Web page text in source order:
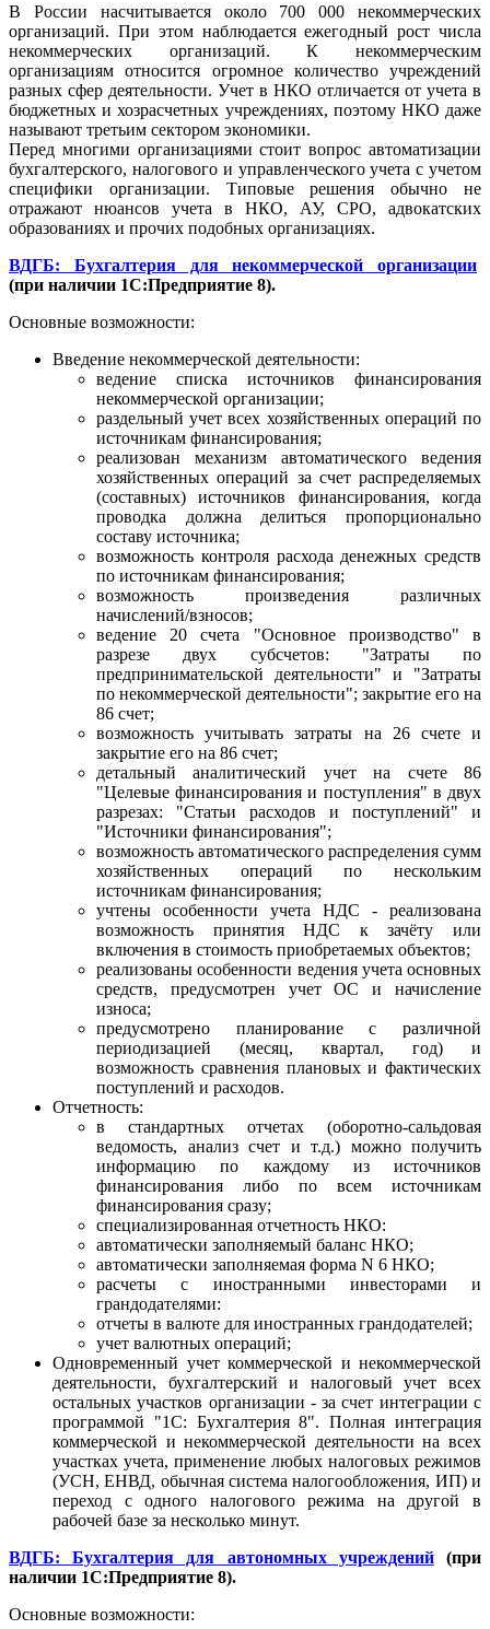
В России насчитывается около 700 000 некоммерческих
организаций. При этом наблюдается ежегодный рост числа
некоммерческих организаций. К некоммерческим
организациям относится огромное количество учреждений
разных сфер деятельности. Учет в НКО отличается от учета в
бюджетных и хозрасчетных учреждениях, поэтому НКО даже
называют третьим сектором экономики.
Перед многими организациями стоит вопрос автоматизации
бухгалтерского, налогового и управленческого учета с учетом
специфики организации. Типовые решения обычно не
отражают нюансов учета в НКО, АУ, СРО, адвокатских
образованиях и прочих подобных организациях.
ВДГБ: Бухгалтерия для некоммерческой организации
(при наличии 1С:Предприятие 8).
Основные возможности:
Введение некоммерческой деятельности:
ведение списка источников финансирования
некоммерческой организации;
раздельный учет всех хозяйственных операций по
источникам финансирования;
реализован механизм автоматического ведения
хозяйственных операций за счет распределяемых
(составных) источников финансирования, когда
проводка должна делиться пропорционально
составу источника;
возможность контроля расхода денежных средств
по источникам финансирования;
возможность произведения различных
начислений/взносов;
ведение 20 счета "Основное производство" в
разрезе двух субсчетов: "Затраты по
предпринимательской деятельности" и "Затраты
по некоммерческой деятельности"; закрытие его на
86 счет;
возможность учитывать затраты на 26 счете и
закрытие его на 86 счет;
детальный аналитический учет на счете 86
"Целевые финансирования и поступления" в двух
разрезах: "Статьи расходов и поступлений" и
"Источники финансирования";
возможность автоматического распределения сумм
хозяйственных операций по нескольким
источникам финансирования;
учтены особенности учета НДС - реализована
возможность принятия НДС к зачёту или
включения в стоимость приобретаемых объектов;
реализованы особенности ведения учета основных
средств, предусмотрен учет ОС и начисление
износа;
предусмотрено планирование с различной
периодизацией (месяц, квартал, год) и
возможность сравнения плановых и фактических
поступлений и расходов.
Отчетность:
в стандартных отчетах (оборотно-сальдовая
ведомость, анализ счет и т.д.) можно получить
информацию по каждому из источников
финансирования либо по всем источникам
финансирования сразу;
специализированная отчетность НКО:
автоматически заполняемый баланс НКО;
автоматически заполняемая форма N 6 НКО;
расчеты с иностранными инвесторами и
грандодателями:
отчеты в валюте для иностранных грандодателей;
учет валютных операций;
Одновременный учет коммерческой и некоммерческой
деятельности, бухгалтерский и налоговый учет всех
остальных участков организации - за счет интеграции с
программой "1С: Бухгалтерия 8". Полная интеграция
коммерческой и некоммерческой деятельности на всех
участках учета, применение любых налоговых режимов
(УСН, ЕНВД, обычная система налогообложения, ИП) и
переход с одного налогового режима на другой в
рабочей базе за несколько минут.
ВДГБ: Бухгалтерия для автономных учреждений(при
наличии 1С:Предприятие 8).
Основные возможности: